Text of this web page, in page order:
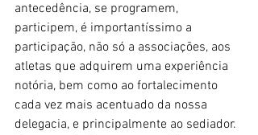
antecedência, se programem,
participem, é importantíssimo a
participação, não só a associações, aos
atletas que adquirem uma experiência
notória, bem como ao fortalecimento
cada vez mais acentuado da nossa
delegacia, e principalmente ao sediador.